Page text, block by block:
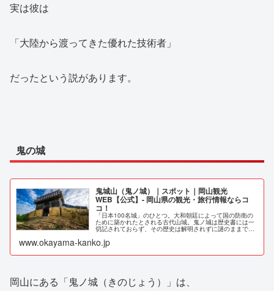
実は彼は
「大陸から渡ってきた優れた技術者」
だったという説があります。
鬼の城
鬼城山（鬼ノ城）｜スポット｜岡山観光
WEB【公式】- 岡山県の観光・旅行情報ならコ
コ！
「日本100名城」のひとつ。大和朝廷によって国の防衛の
ために築かれたとされる古代山城。鬼ノ城は歴史書には一
切記されておらず、その歴史は解明されずに謎のままで
城門跡を訪れることができます。復元…
www.okayama-kanko.jp
岡山にある「鬼ノ城（きのじょう）」は、